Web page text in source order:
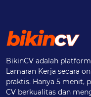
BikinCV adalah
Lamaran Kerja secara
praktis. Hanya 5 menit,
CV berkualitas dan